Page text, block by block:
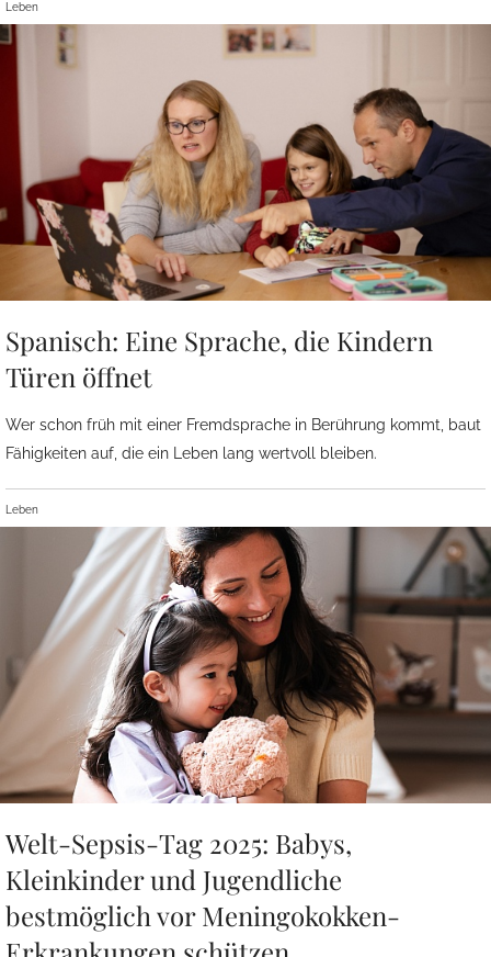
Leben
Spanisch: Eine Sprache, die Kindern
Türen öffnet
Wer schon früh mit einer Fremdsprache in Berührung kommt, baut
Fähigkeiten auf, die ein Leben lang wertvoll bleiben.
Leben
Welt-Sepsis-Tag 2025: Babys,
Kleinkinder und Jugendliche
bestmöglich vor Meningokokken-